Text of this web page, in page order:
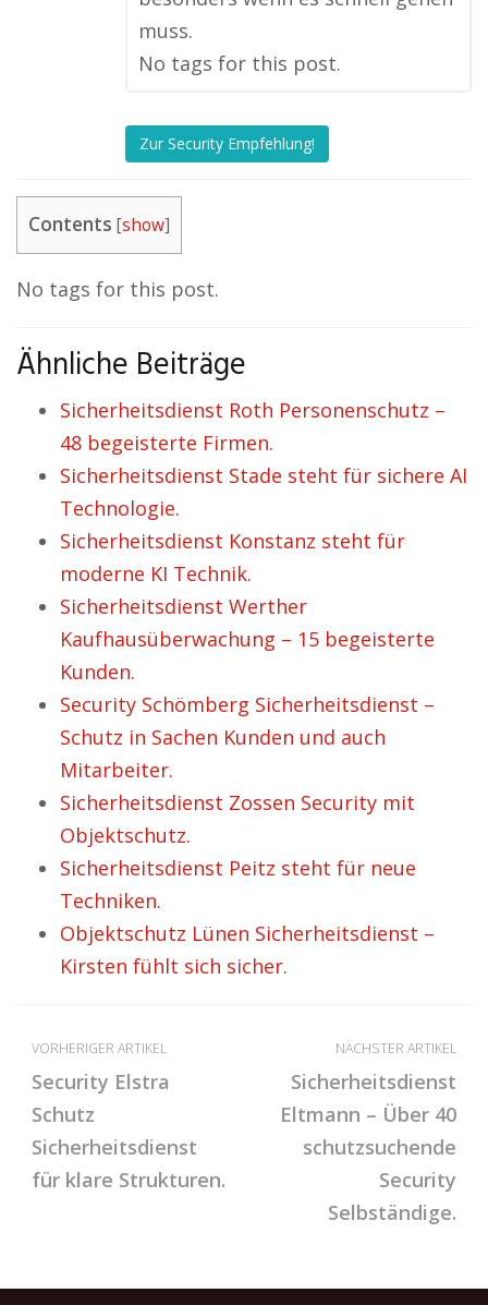
muss.
No tags for this post.
Zur Security Empfehlung!
Contents [show]
No tags for this post.
Ähnliche Beiträge
Sicherheitsdienst Roth Personenschutz –
48 begeisterte Firmen.
Sicherheitsdienst Stade steht für sichere AI
Technologie.
Sicherheitsdienst Konstanz steht für
moderne KI Technik.
Sicherheitsdienst Werther
Kaufhausüberwachung – 15 begeisterte
Kunden.
Security Schömberg Sicherheitsdienst –
Schutz in Sachen Kunden und auch
Mitarbeiter.
Sicherheitsdienst Zossen Security mit
Objektschutz.
Sicherheitsdienst Peitz steht für neue
Techniken.
Objektschutz Lünen Sicherheitsdienst –
Kirsten fühlt sich sicher.
VORHERIGER ARTIKEL
Security Elstra
Schutz
Sicherheitsdienst
für klare Strukturen.
NÄCHSTER ARTIKEL
Sicherheitsdienst
Eltmann – Über 40
schutzsuchende
Security
Selbständige.